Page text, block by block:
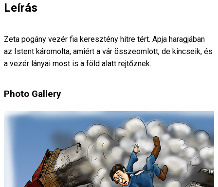
Leírás
Zeta pogány vezér fia keresztény hitre tért. Apja haragjában
az Istent káromolta, amiért a vár összeomlott, de kincseik, és
a vezér lányai most is a föld alatt rejtőznek.
Photo Gallery